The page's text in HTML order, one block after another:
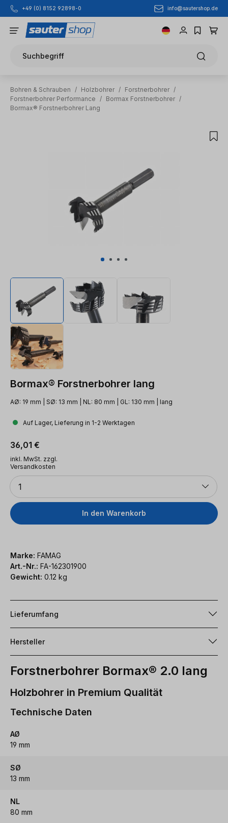
Zum Hauptinhalt springen
+49 (0) 8152 92898-0 info@sautershop.de
Suchbegriff
Bohren & Schrauben / Holzbohrer / Forstnerbohrer /
Forstnerbohrer Performance
/ Bormax Forstnerbohrer /
Bormax® Forstnerbohrer Lang
Bormax® Forstnerbohrer lang
AØ: 19 mm | SØ: 13 mm | NL: 80 mm | GL: 130 mm | lang
Auf Lager, Lieferung in 1-2 Werktagen
Regulärer Preis:
36,01 €
inkl. MwSt. zzgl.
Versandkosten
Anzahl
1
In den Warenkorb
Marke: FAMAG
Art.-Nr.: FA-162301900
Gewicht: 0.12 kg
Lieferumfang
Hersteller
Forstnerbohrer Bormax® 2.0 lang
Holzbohrer in Premium Qualität
Technische Daten
AØ
19 mm
SØ
13 mm
NL
80 mm